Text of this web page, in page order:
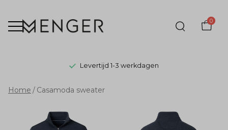
0
Levertijd 1-3 werkdagen
Casamoda
sweater
Home Casamoda sweater